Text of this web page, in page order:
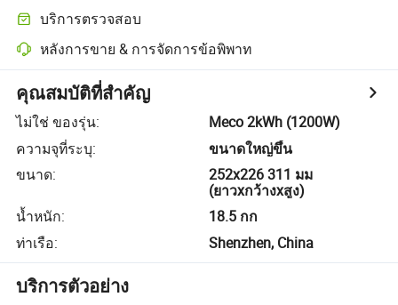
บริการตรวจสอบ
หลังการขาย & การจัดการข้อพิพาท
คุณสมบัติที่สำคัญ
ไม่ใช่ ของรุ่น:
Meco 2kWh (1200W)
ความจุที่ระบุ:
ขนาดใหญ่ขึ้น
ขนาด:
252x226 311 มม
(ยาวxกว้างxสูง)
น้ำหนัก:
18.5 กก
ท่าเรือ: Shenzhen, China
บริการตัวอย่าง